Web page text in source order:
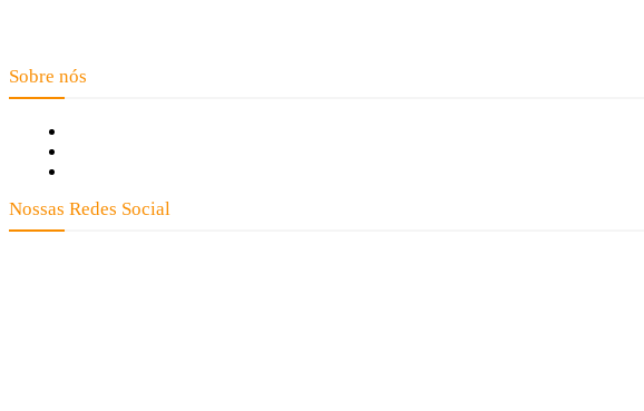
Sobre nós
Nossas Redes Social